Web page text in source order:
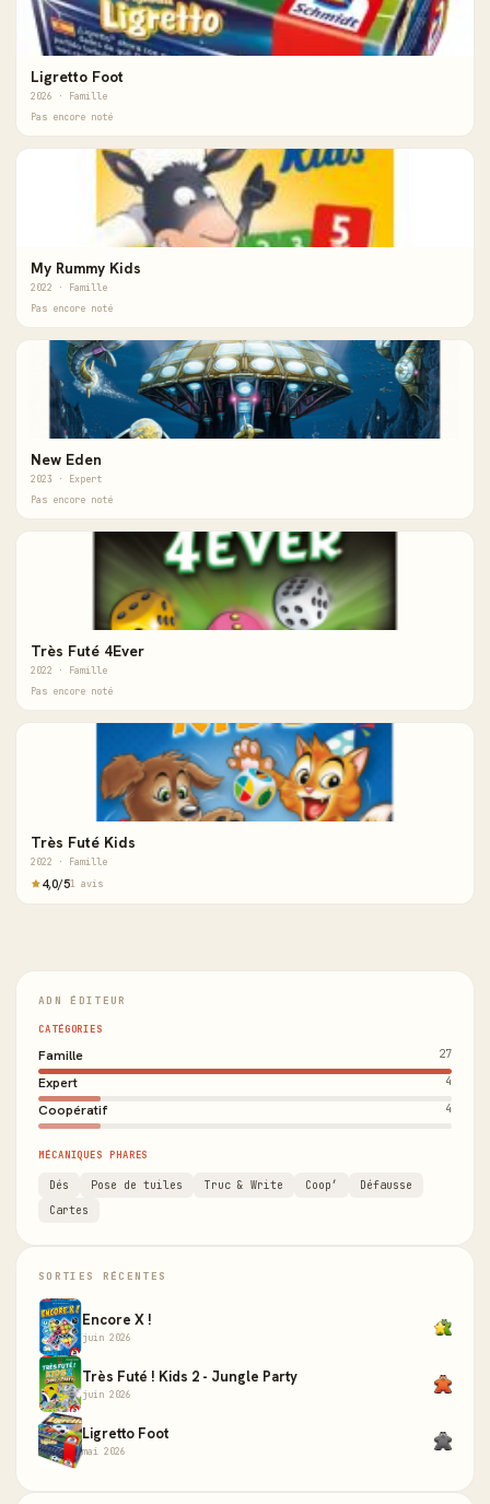
Ligretto Foot
2026 · Famille
Pas encore noté
My Rummy Kids
2022 · Famille
Pas encore noté
New Eden
2023 · Expert
Pas encore noté
Très Futé 4Ever
2022 · Famille
Pas encore noté
Très Futé Kids
2022 · Famille
4,0/51 avis
ADN ÉDITEUR
CATÉGORIES
Famille 27
Expert 4
Coopératif 4
MÉCANIQUES PHARES
Dés Pose de tuiles Truc & Write Coop’
Défausse
Cartes
SORTIES RÉCENTES
Encore X !
juin 2026
Très Futé ! Kids 2 - Jungle Party
juin 2026
Ligretto Foot
mai 2026